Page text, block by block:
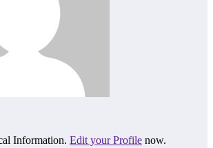
Information. Edit your Profile now.